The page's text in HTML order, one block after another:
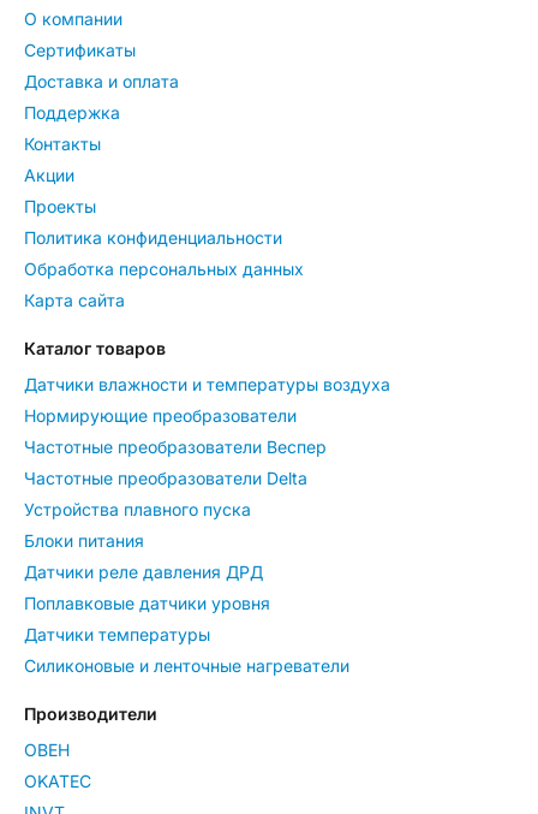
О компании
Сертификаты
Доставка и оплата
Поддержка
Контакты
Акции
Проекты
Политика конфиденциальности
Обработка персональных данных
Карта сайта
Каталог товаров
Датчики влажности и температуры воздуха
Нормирующие преобразователи
Частотные преобразователи Веспер
Частотные преобразователи Delta
Устройства плавного пуска
Блоки питания
Датчики реле давления ДРД
Поплавковые датчики уровня
Датчики температуры
Силиконовые и ленточные нагреватели
Производители
ОВЕН
OKATEC